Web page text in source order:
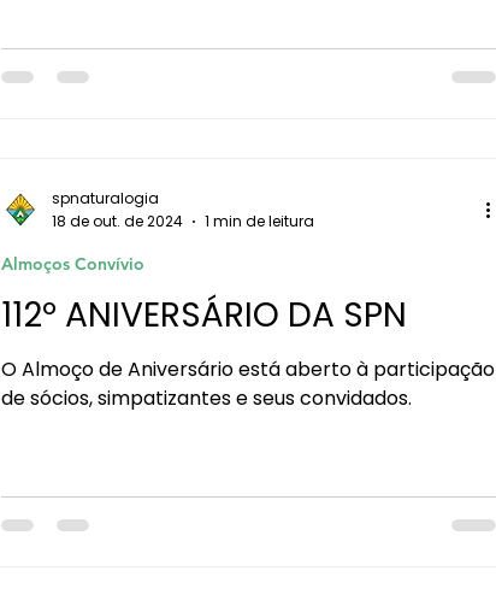
112º ANIVERSÁRIO DA SPN
O Almoço de Aniversário está aberto à participação
de sócios, simpatizantes e seus convidados.
Almoços Convívio
spnaturalogia
18 de out. de 2024
1 min de leitura